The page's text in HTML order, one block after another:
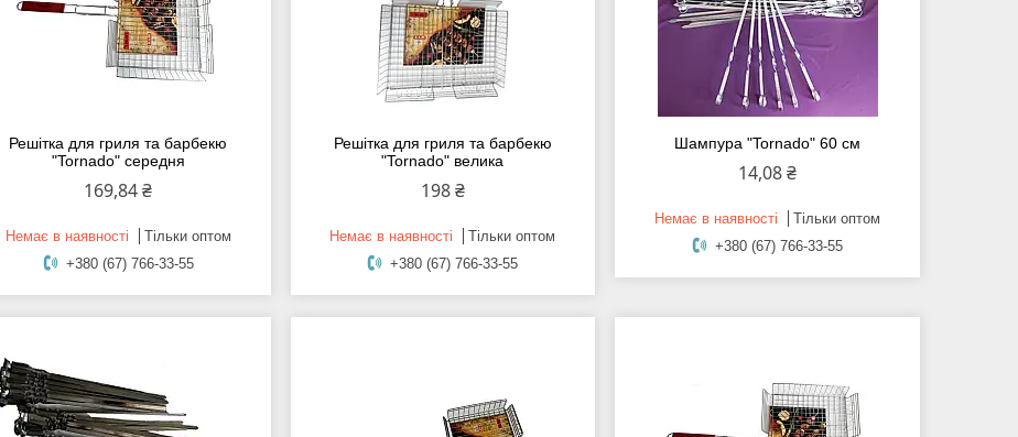
Решітка для гриля та барбекю
"Tornado" середня
169,84 ₴
Немає в наявності
Тільки оптом
+380 (67) 766-33-55
Решітка для гриля та барбекю
"Tornado" велика
198 ₴
Немає в наявності
Тільки оптом
+380 (67) 766-33-55
Шампура "Tornado" 60 см
14,08 ₴
Немає в наявності
Тільки оптом
+380 (67) 766-33-55